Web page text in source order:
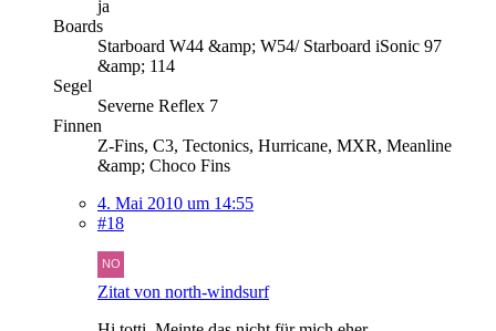
ja
Boards
Starboard W44 &amp; W54/ Starboard iSonic 97
&amp; 114
Segel
Severne Reflex 7
Finnen
Z-Fins, C3, Tectonics, Hurricane, MXR, Meanline
&amp; Choco Fins
4. Mai 2010 um 14:55
#18
Zitat von north-windsurf